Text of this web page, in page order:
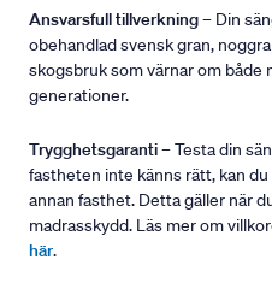
Ansvarsfull tillverkning– Din
obehandlad svensk gran,
skogsbruk som värnar om både
generationer.
Trygghetsgaranti– Testa din
fastheten inte känns rätt, kan
annan fasthet. Detta gäller när
madrasskydd. Läs mer om
här.